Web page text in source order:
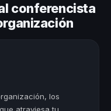
conferencista
los
atraviesa tu